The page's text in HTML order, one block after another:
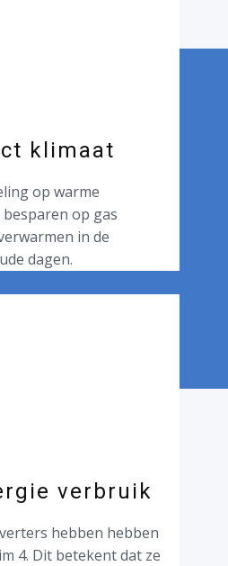
klimaat
op warme
op gas
in de
dagen.
verbruik
hebben hebben
4. Dit betekent dat ze